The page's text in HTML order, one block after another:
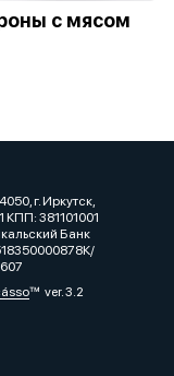
с мясом
г. Иркутск,
КПП: 381101001
Банк
ver. 3.2